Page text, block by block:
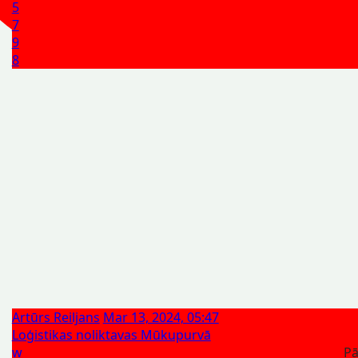
5
7
9
8
Artūrs Reiljans Mar 13, 2024, 05:47
Loģistikas noliktavas Mūkupurvā
w